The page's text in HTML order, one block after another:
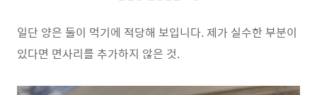
일단 양은 둘이 먹기에 적당해 보입니다. 제가 실수한 부분이
있다면 면사리를 추가하지 않은 것.